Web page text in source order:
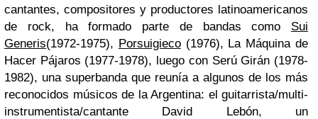
cantantes, compositores y productores latinoamericanos
de rock, ha formado parte de bandas como Sui
Generis(1972-1975), Porsuigieco(1976), La Máquina de
Hacer Pájaros (1977-1978), luego con Serú Girán (1978-
1982), una superbanda que reunía a algunos de los más
reconocidos músicos de la Argentina: el guitarrista/multi-
instrumentista/cantante David Lebón, un